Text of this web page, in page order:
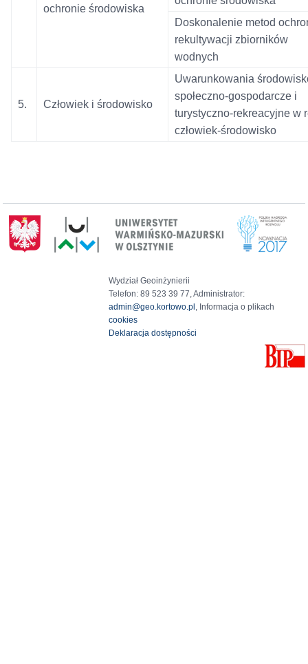
ochronie środowiska
Doskonalenie metod
rekultywacji zbiorników
wodnych
5. Człowiek i środowisko
Uwarunkowania
społeczno-gospodarcze i
turystyczno-rekreacyjne w
człowiek-środowisko
Wydział Geoinżynierii
Telefon: 89 523 39 77, Administrator:
admin@geo.kortowo.pl , Informacja o plikach
cookies
Deklaracja dostępności